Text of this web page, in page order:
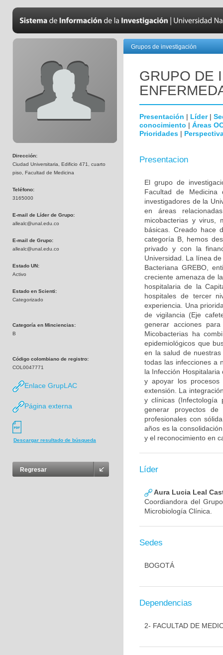
Dirección:
Ciudad Universitaria, Edificio 471, cuarto
piso, Facultad de Medicina
Teléfono:
3165000
E-mail de Líder de Grupo:
allealc@unal.edu.co
E-mail de Grupo:
allealc@unal.edu.co
Estado UN:
Activo
Estado en Scienti:
Categorizado
Categoría en Minciencias:
B
Código colombiano de registro:
COL0047771
Enlace GrupLAC
Página externa
Descargar resultado de búsqueda
Regresar
Grupos de investigación
GRUPO DE
Presentación | Líder|
conocimiento | Áreas
Prioridades |
Presentacion
El grupo de
Facultad de
investigadores de la
en áreas
micobacterias y virus,
básicas. Creado hace
categoría B, hemos
privado y con la
Universidad. La línea
Bacteriana GREBO,
creciente amenaza de
hospitalaria de la
hospitales de tercer
experiencia. Una
de vigilancia (Eje
generar acciones
Micobacterias ha
epidemiológicos que
en la salud de
todas las infecciones a
la Infección
y apoyar los
extensión. La
y clínicas (Infectología
generar proyectos
profesionales con
años es la
y el reconocimiento en
Líder
Aura Lucia Leal
Coordiandora del
Microbiología Clínica.
Sedes
BOGOTÁ
Dependencias
2- FACULTAD DE